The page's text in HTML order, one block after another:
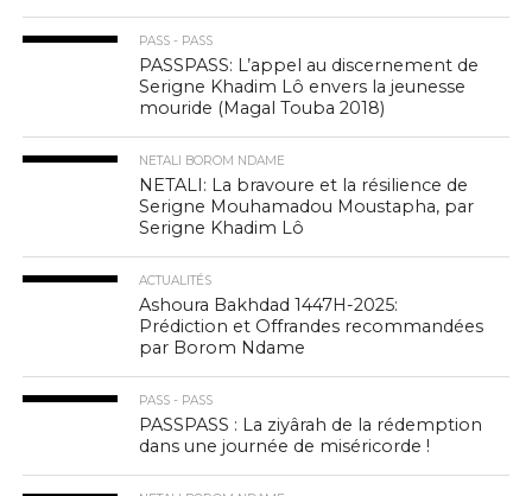
PASS - PASS
PASSPASS: L’appel au discernement de
Serigne Khadim Lô envers la jeunesse
mouride (Magal Touba 2018)
NETALI BOROM NDAME
NETALI: La bravoure et la résilience de
Serigne Mouhamadou Moustapha, par
Serigne Khadim Lô
ACTUALITÉS
Ashoura Bakhdad 1447H-2025:
Prédiction et Offrandes recommandées
par Borom Ndame
PASS - PASS
PASSPASS : La ziyârah de la rédemption
dans une journée de miséricorde !